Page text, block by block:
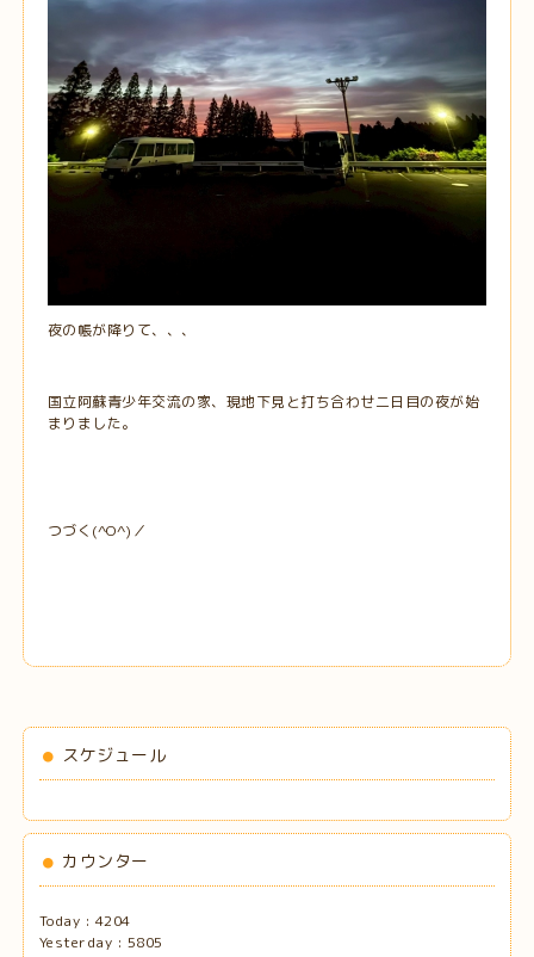
夜の帳が降りて、、、
国立阿蘇青少年交流の家、現地下見と打ち合わせ二日目の夜が始
まりました。
つづく(^O^)／
スケジュール
カウンター
Today : 4204
Yesterday : 5805